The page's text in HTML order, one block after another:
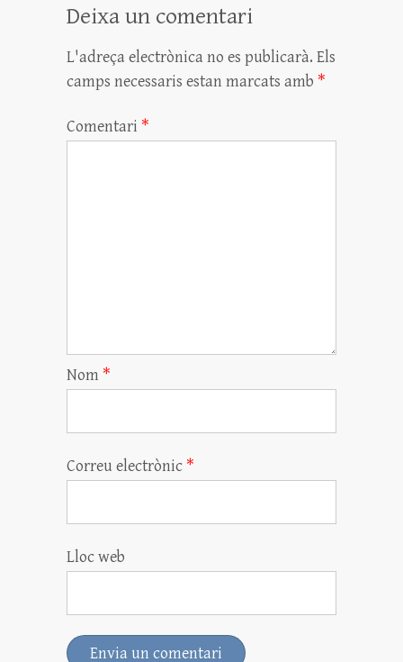
Deixa un comentari
L'adreça electrònica no es publicarà. Els
camps necessaris estan marcats amb *
Comentari *
Nom *
Correu electrònic *
Lloc web